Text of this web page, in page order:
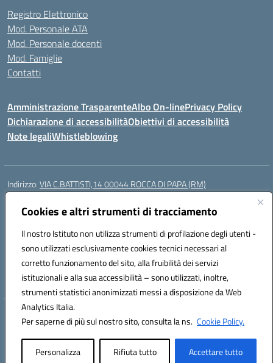
Cookies e altri strumenti di tracciamento
Il nostro Istituto non utilizza strumenti di profilazione degli utenti -
sono utilizzati esclusivamente cookies tecnici necessari al
corretto funzionamento del sito, alla fruibilità dei servizi
istituzionali e alla sua accessibilità – sono utilizzati, inoltre,
strumenti statistici anonimizzati messi a disposizione da Web
Analytics Italia.
Per saperne di più sul nostro sito, consulta la ns. Cookie Policy.
Personalizza Rifiuta tutto Accettare tutto
Registro Elettronico
Mod. Personale ATA
Mod. Personale docenti
Mod. Famiglie
Contatti
Amministrazione TrasparenteAlbo On-linePrivacy Policy
Dichiarazione di accessibilitàObiettivi di accessibilità
Note legaliWhistleblowing
Indirizzo:VIA C.BATTISTI,14 00044 ROCCA DI PAPA (RM)
Centralino:
Posta elettronica certificata (PEC):rmic8aq00n@pec.istruzione.it
Codice fiscale: 84002620585
Codice meccanografico:RMIC8AQ00N
Codice Indice delle Pubbliche Amministrazioni (IPA): istsc_rmic8aq00n
Codice unico di fatturazione (CUF): 7JVJUU
Hosting & Powered by 3D Solution S.r.l.
Concept & Design by Designers Italia